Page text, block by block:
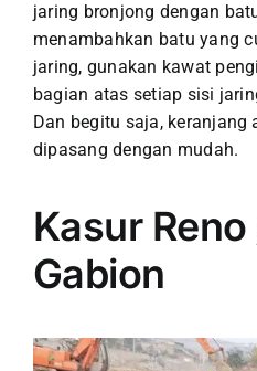
jaring bronjong dengan
menambahkan batu yang
jaring, gunakan kawat
bagian atas setiap sisi
Dan begitu saja,
dipasang dengan mudah.
Kasur
Gabion